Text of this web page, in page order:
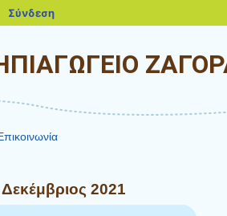
Δεκέμβριος 2021
blogs.sch.gr
Σύνδεση